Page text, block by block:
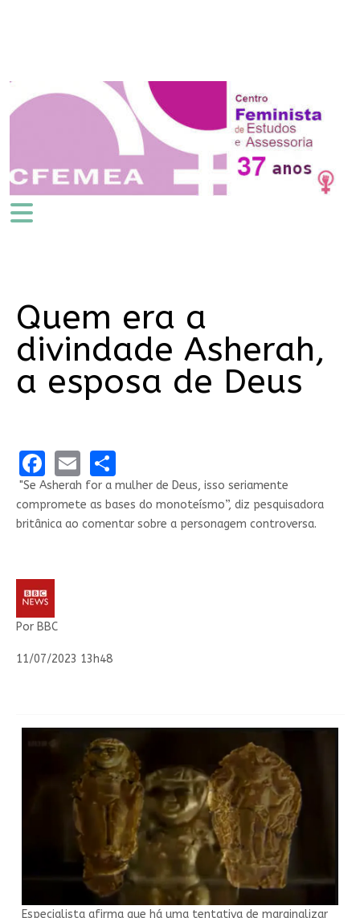
Quem era a
divindade Asherah,
a esposa de Deus
Facebook
EmailShare
"Se Asherah for a mulher de Deus, isso seriamente
compromete as bases do monoteísmo”, diz pesquisadora
britânica ao comentar sobre a personagem controversa.
Por BBC
11/07/2023 13h48
Especialista afirma que há uma tentativa de marginalizar